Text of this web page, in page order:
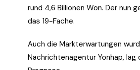
rund 4,6 Billionen Won. Der nun
das 19-Fache.
Auch die Markterwartungen
Nachrichtenagentur Yonhap,